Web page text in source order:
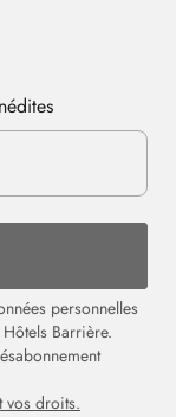
personnelles
Barrière.
vos droits.